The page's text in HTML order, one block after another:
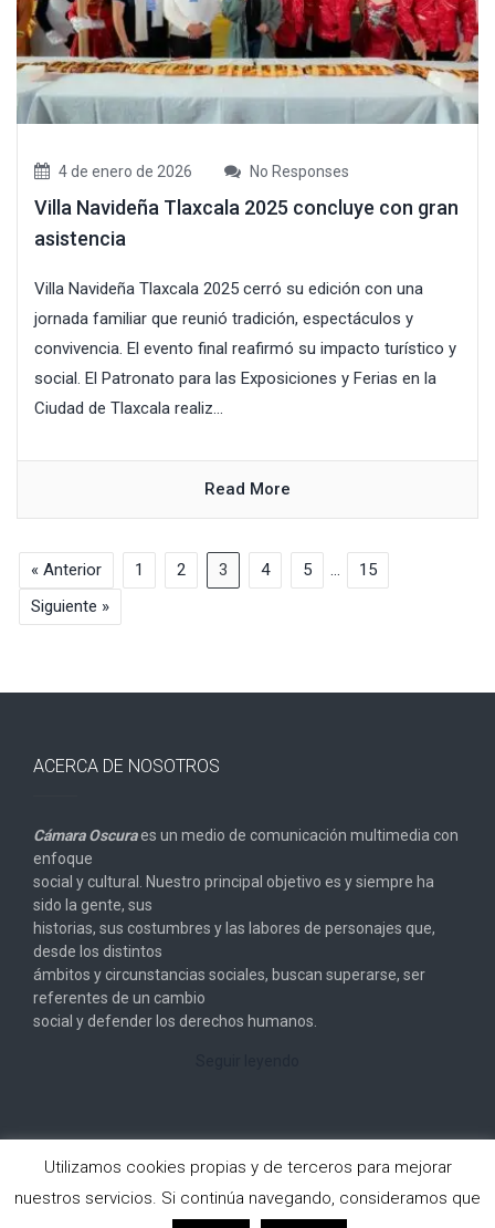
4 de enero de 2026 No Responses
Villa Navideña Tlaxcala 2025 concluye con gran
asistencia
Villa Navideña Tlaxcala 2025 cerró su edición con una
jornada familiar que reunió tradición, espectáculos y
convivencia. El evento final reafirmó su impacto turístico y
social. El Patronato para las Exposiciones y Ferias en la
Ciudad de Tlaxcala realiz...
Read More
« Anterior 1 2 3 4 5 …
15
Siguiente »
ACERCA DE NOSOTROS
Cámara Oscuraes un medio de comunicación multimedia con
enfoque
social y cultural. Nuestro principal objetivo es y siempre ha
sido la gente, sus
historias, sus costumbres y las labores de personajes que,
desde los distintos
ámbitos y circunstancias sociales, buscan superarse, ser
referentes de un cambio
social y defender los derechos humanos.
Copyright © 2026Cámara Oscura. All rights reserved.
Utilizamos cookies propias y de terceros para mejorar
nuestros servicios. Si continúa navegando, consideramos que